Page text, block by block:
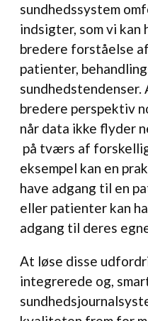
sundhedssystem
indsigter, som vi kan
bredere forståelse
patienter,
bredere perspektiv
når data ikke flyder
på tværs af
eksempel kan en
have adgang til en
eller patienter kan
adgang til deres
At løse disse
integrerede og,